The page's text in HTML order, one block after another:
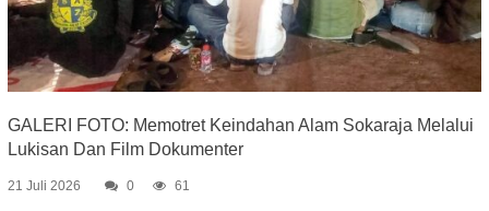
GALERI FOTO: Memotret Keindahan Alam Sokaraja Melalui
Lukisan Dan Film Dokumenter
21 Juli 2026 0 61